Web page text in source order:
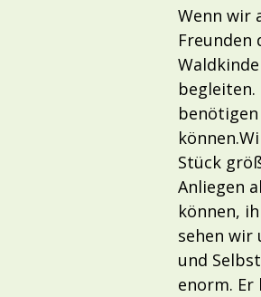
Wenn wir
Freunden
Stück
Anliegen
können,
sehen wir
und
enorm. Er